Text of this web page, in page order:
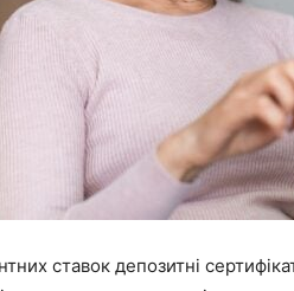
ставок депозитні